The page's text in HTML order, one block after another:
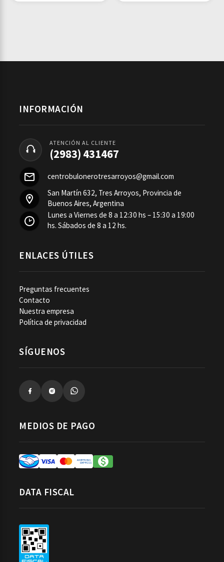
INFORMACIÓN
ATENCIÓN AL CLIENTE
(2983) 431467
centrobulonerotresarroyos@gmail.com
San Martín 632, Tres Arroyos, Provincia de
Buenos Aires, Argentina
Lunes a Viernes de 8 a 12:30 hs – 15:30 a 19:00
hs. Sábados de 8 a 12 hs.
ENLACES ÚTILES
Preguntas frecuentes
Contacto
Nuestra empresa
Política de privacidad
SÍGUENOS
MEDIOS DE PAGO
DATA FISCAL